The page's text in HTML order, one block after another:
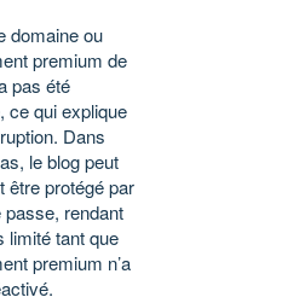
domaine ou
premium de
pas été
ce qui explique
Dans
le blog peut
être protégé par
passe, rendant
limité tant que
premium n’a